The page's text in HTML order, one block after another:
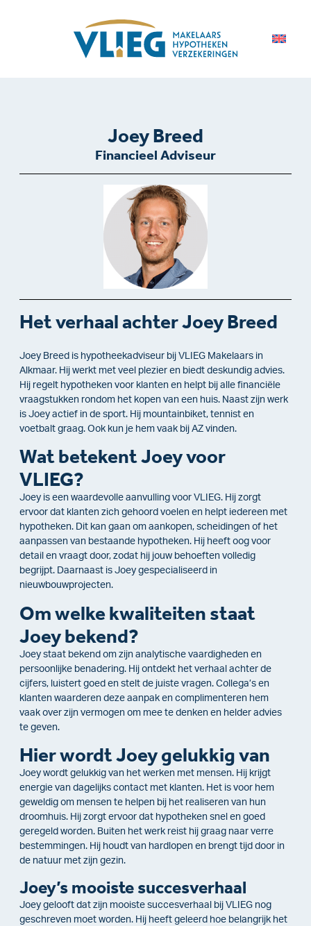
Joey Breed
Financieel Adviseur
Het verhaal achter Joey Breed
Joey Breed is hypotheekadviseur bij VLIEG Makelaars in
Alkmaar. Hij werkt met veel plezier en biedt deskundig advies.
Hij regelt hypotheken voor klanten en helpt bij alle financiële
vraagstukken rondom het kopen van een huis. Naast zijn werk
is Joey actief in de sport. Hij mountainbiket, tennist en
voetbalt graag. Ook kun je hem vaak bij AZ vinden.
Wat betekent Joey voor
VLIEG?
Joey is een waardevolle aanvulling voor VLIEG. Hij zorgt
ervoor dat klanten zich gehoord voelen en helpt iedereen met
hypotheken. Dit kan gaan om aankopen, scheidingen of het
aanpassen van bestaande hypotheken. Hij heeft oog voor
detail en vraagt door, zodat hij jouw behoeften volledig
begrijpt. Daarnaast is Joey gespecialiseerd in
nieuwbouwprojecten.
Om welke kwaliteiten staat
Joey bekend?
Joey staat bekend om zijn analytische vaardigheden en
persoonlijke benadering. Hij ontdekt het verhaal achter de
cijfers, luistert goed en stelt de juiste vragen. Collega’s en
klanten waarderen deze aanpak en complimenteren hem
vaak over zijn vermogen om mee te denken en helder advies
te geven.
Hier wordt Joey gelukkig van
Joey wordt gelukkig van het werken met mensen. Hij krijgt
energie van dagelijks contact met klanten. Het is voor hem
geweldig om mensen te helpen bij het realiseren van hun
droomhuis. Hij zorgt ervoor dat hypotheken snel en goed
geregeld worden. Buiten het werk reist hij graag naar verre
bestemmingen. Hij houdt van hardlopen en brengt tijd door in
de natuur met zijn gezin.
Joey’s mooiste succesverhaal
Joey gelooft dat zijn mooiste succesverhaal bij VLIEG nog
geschreven moet worden. Hij heeft geleerd hoe belangrijk het